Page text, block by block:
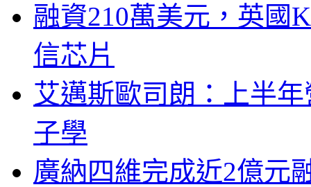
融資210萬美元，英國
信芯片
艾邁斯歐司朗：上半
子學
廣納四維完成近2億元